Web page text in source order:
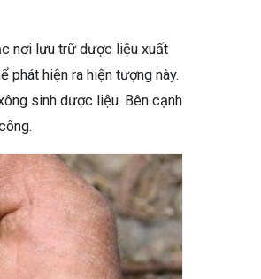
nơi lưu trữ dược liệu xuất
hiện ra hiện tượng này.
sinh dược liệu. Bên cạnh